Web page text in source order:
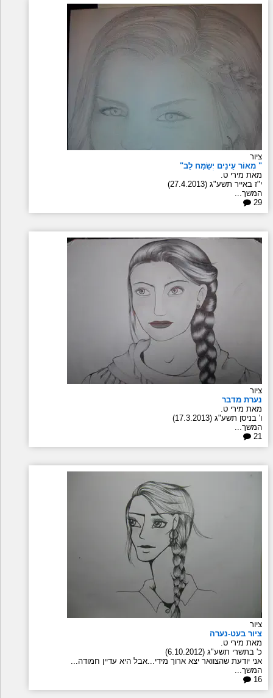
ציור
" מְאוֹר עֵינַיִם יְשַׂמַּח לֵב"
מאת מירי ט.
י"ז באייר תשע"ג (27.4.2013)
המשך...
29
ציור
נערת מדבר
מאת מירי ט.
ו' בניסן תשע"ג (17.3.2013)
המשך...
21
ציור
ציור בעט-נערה
מאת מירי ט.
כ' בתשרי תשע"ג (6.10.2012)
אני יודעת שהצוואר יצא ארוך מידי...אבל היא עדיין חמודה...
המשך...
16